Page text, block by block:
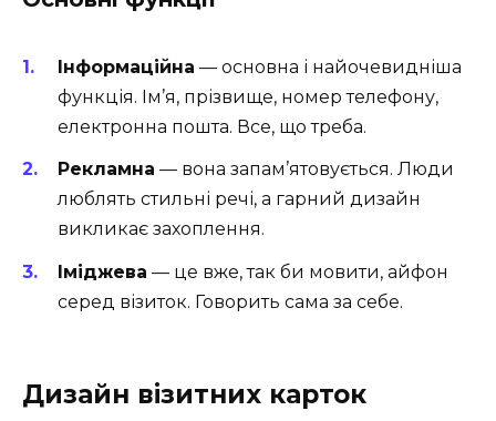
Інформаційна — основна і найочевидніша
функція. Ім’я, прізвище, номер телефону,
електронна пошта. Все, що треба.
Рекламна — вона запам’ятовується. Люди
люблять стильні речі, а гарний дизайн
викликає захоплення.
Іміджева — це вже, так би мовити, айфон
серед візиток. Говорить сама за себе.
Дизайн візитних карток